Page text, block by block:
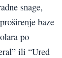
snage,
baze
po
ili “Ured